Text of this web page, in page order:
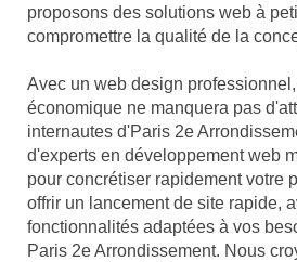
proposons des solutions web à
compromettre la qualité de la
Avec un web design
économique ne manquera pas
internautes d'Paris 2e
d'experts en développement web
pour concrétiser rapidement votre
offrir un lancement de site rapide,
fonctionnalités adaptées à vos
Paris 2e Arrondissement. Nous